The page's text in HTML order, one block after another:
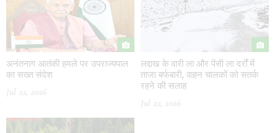
अनंतनाग आतंकी हमले पर उपराज्यपाल
का सख्त संदेश
लद्दाख के वारी ला और पेंसी ला दर्रों में
ताजा बर्फबारी, वाहन चालकों को सतर्क
रहने की सलाह